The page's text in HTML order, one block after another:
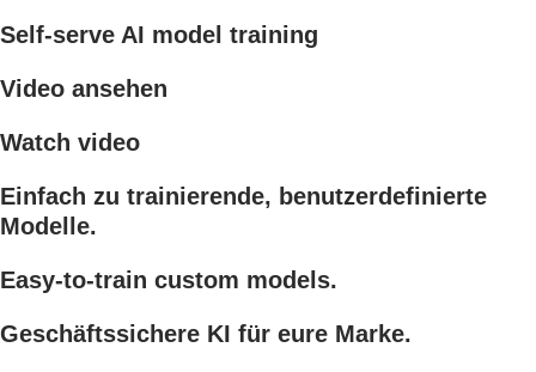
Self-serve AI model training
Video ansehen
Watch video
Einfach zu trainierende, benutzerdefinierte
Modelle.
Easy-to-train custom models.
Geschäftssichere KI für eure Marke.